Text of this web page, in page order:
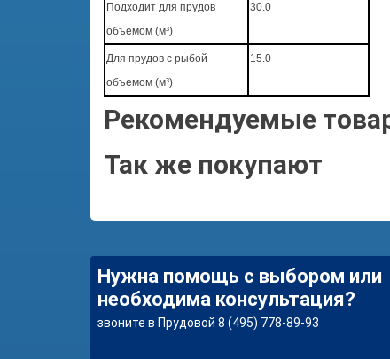
Подходит для прудов
объемом (м³)
30.0
Для прудов с рыбой
объемом (м³)
15.0
Рекомендуемые
Так же покупают
Нужна помощь с выбором или
необходима консультация?
звоните в Прудовой 8 (495) 778-89-93